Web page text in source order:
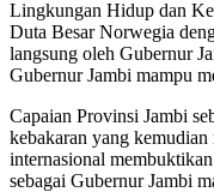
Lingkungan Hidup dan
Duta Besar Norwegia
langsung oleh Gubernur
Gubernur Jambi mampu
Capaian Provinsi Jambi
kebakaran yang kemudian
internasional
sebagai Gubernur Jambi